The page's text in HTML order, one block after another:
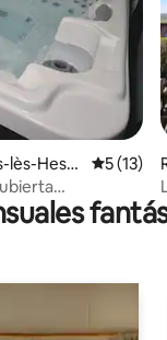
evaluaciones
lès-Hesm
5 (13)